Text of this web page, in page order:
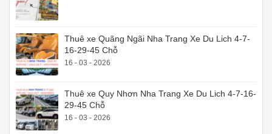
Thuê xe Quãng Ngãi Nha Trang Xe Du Lich 4-7-
16-29-45 Chỗ
16 - 03 - 2026
Thuê xe Quy Nhơn Nha Trang Xe Du Lich 4-7-16-
29-45 Chỗ
16 - 03 - 2026